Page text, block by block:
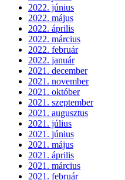
2022. június
2022. május
2022. április
2022. március
2022. február
2022. január
2021. december
2021. november
2021. október
2021. szeptember
2021. augusztus
2021. július
2021. június
2021. május
2021. április
2021. március
2021. február